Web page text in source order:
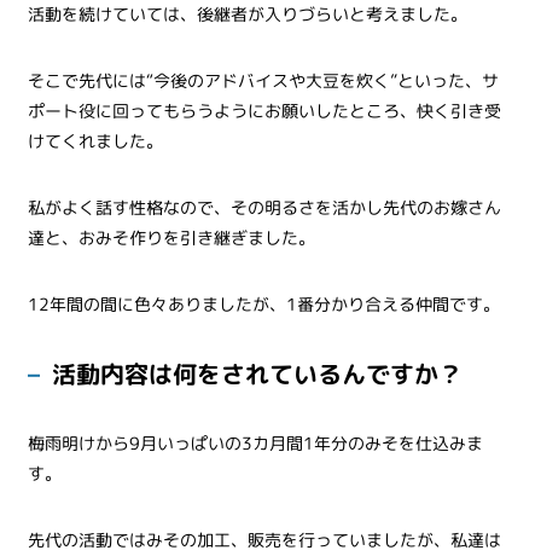
活動を続けていては、後継者が入りづらいと考えました。
そこで先代には“今後のアドバイスや大豆を炊く”といった、サ
ポート役に回ってもらうようにお願いしたところ、快く引き受
けてくれました。
私がよく話す性格なので、その明るさを活かし先代のお嫁さん
達と、おみそ作りを引き継ぎました。
12年間の間に色々ありましたが、1番分かり合える仲間です。
活動内容は何をされているんですか？
梅雨明けから9月いっぱいの3カ月間1年分のみそを仕込みま
す。
先代の活動ではみその加工、販売を行っていましたが、私達は